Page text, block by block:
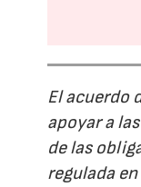
El acuerdo
apoyar a
de las
regulada